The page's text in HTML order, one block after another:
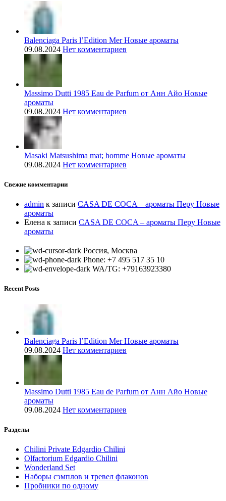
Balenciaga Paris l’Edition Mer Новые ароматы
09.08.2024 Нет комментариев
Massimo Dutti 1985 Eau de Parfum от Анн Айо Новые
ароматы
09.08.2024 Нет комментариев
Masaki Matsushima mat; homme Новые ароматы
09.08.2024 Нет комментариев
Свежие комментарии
admin к записи CASA DE COCA – ароматы Перу Новые
ароматы
Елена к записи CASA DE COCA – ароматы Перу Новые
ароматы
Россия, Москва
Phone: +7 495 517 35 10
WA/TG: +79163923380
Recent Posts
Balenciaga Paris l’Edition Mer Новые ароматы
09.08.2024 Нет комментариев
Massimo Dutti 1985 Eau de Parfum от Анн Айо Новые
ароматы
09.08.2024 Нет комментариев
Разделы
Chilini Private Edgardio Chilini
Olfactorium Edgardio Chilini
Wonderland Set
Наборы сэмплов и тревел флаконов
Пробники по одному